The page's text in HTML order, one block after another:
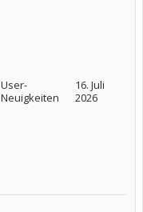
User-
Neuigkeiten
16. Juli
2026